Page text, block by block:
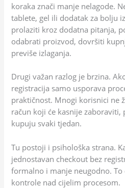
koraka znači manje nelagode.
tablete, gel ili dodatak za bolju
prolaziti kroz dodatna pitanja,
odabrati proizvod, dovršiti
previše izlaganja.
Drugi važan razlog je brzina.
registracija samo usporava
praktičnost. Mnogi korisnici ne
račun koji će kasnije
kupuju svaki tjedan.
Tu postoji i psihološka strana.
jednostavan checkout bez
formalno i manje neugodno. To
kontrole nad cijelim procesom.